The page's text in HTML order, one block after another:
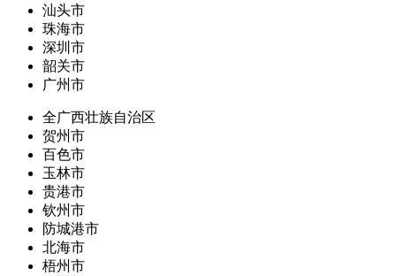
汕头市
珠海市
深圳市
韶关市
广州市
全广西壮族自治区
贺州市
百色市
玉林市
贵港市
钦州市
防城港市
北海市
梧州市